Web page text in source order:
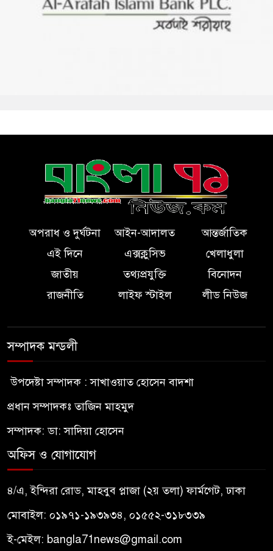
অপরাধ ও দুর্ঘটনা আইন-আদালত
আন্তর্জাতিক
এই দিনে
এক্সক্লুসিভ
খেলাধুলা
জাতীয়
তথ্যপ্রযুক্তি
বিনোদন
রাজনীতি
লাইফ স্টাইল লীড নিউজ
সম্পাদক মন্ডলী
উপদেষ্টা সম্পাদক : সাখাওয়াত হোসেন বাদশা
প্রধান সম্পাদকঃ তাজিন মাহমুদ
সম্পাদক: ডা: সাদিয়া হোসেন
অফিস ও যোগাযোগ
৪/এ, ইন্দিরা রোড, মাহবুব প্লাজা (২য় তলা) ফার্মগেট, ঢাকা
মোবাইল: ০১৯৭১-১৯৩৯৩৪, ০১৫৫২-৩১৮৩৩৯
ই-মেইল: bangla71news@gmail.com